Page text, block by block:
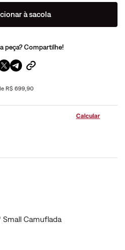
à sacola
peça? Compartilhe!
R$ 699,90
Small Camuflada